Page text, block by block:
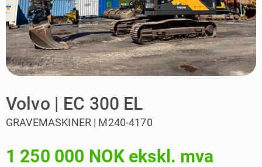
Volvo | EC 300 EL
GRAVEMASKINER | M240-4170
1 250 000 NOK ekskl. mva